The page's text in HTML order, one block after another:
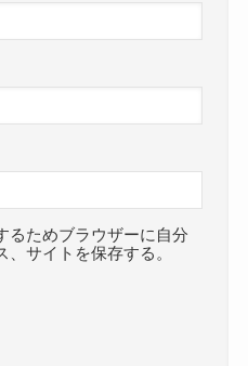
るためブラウザーに自分
サイトを保存する。